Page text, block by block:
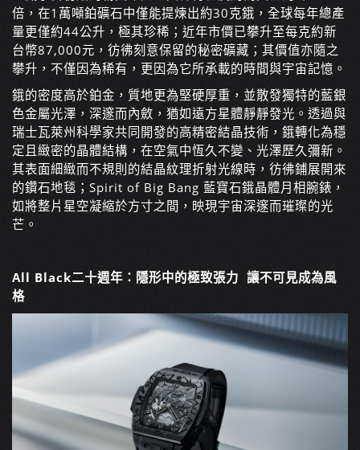
倍，在1萬噸鉑礦石中僅能提煉出約30克鋨，全球每年總產
量更僅約44公升，極其珍稀；近年市價已攀升至每克約新
台幣87,000元，彷彿刻意保留的秘密礦藏；其價值亦隨之
攀升，不僅因為稀有，更因為它所承載的時間與宇宙記憶。
鋨的密度高於鉑金，質地更為堅硬厚重，並散發獨特的藍銀
色金屬光澤，深邃而內斂，猶如遠方星體靜靜發光。透過與
瑞士瓦萊州科學家共同開發的高精密結晶技術，鋨轉化為穩
定且緻密的晶體結構，在空氣中恆久不變、光澤歷久彌新。
其表面細緻而不規則的結晶紋理折射光線時，彷彿鋪展開來
的鑽石地毯；Spirit of Big Bang 藍寶石鋨晶體月相腕錶，
如將整片星空凝縮於方寸之間，映現宇宙深邃而璀璨的光
芒。
All Black二十週年：隱形中的極致張力 讓不可見成為風
格